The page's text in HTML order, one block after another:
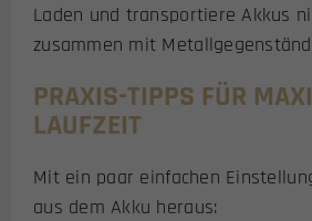
Laden und transportiere Akkus
zusammen mit
PRAXIS-TIPPS FÜR
LAUFZEIT
Mit ein paar einfachen
aus dem Akku heraus: